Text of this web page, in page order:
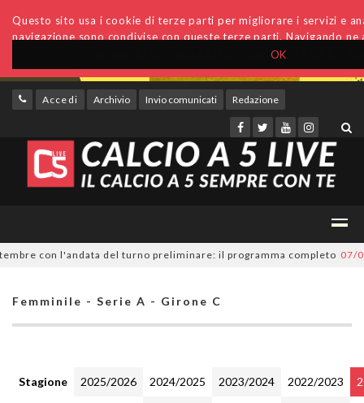
OK
Questo sito usa i cookie di terze parti per migliorare i servizi e
navigazione sono condivise con queste terze parti. Navigando
Accedi Archivio Invio comunicati Redazione
con l'andata del turno preliminare: il programma completo 07/08/
Femminile - Serie A - Girone C
Stagione 2025/2026 2024/2025 2023/2024 2022/2023